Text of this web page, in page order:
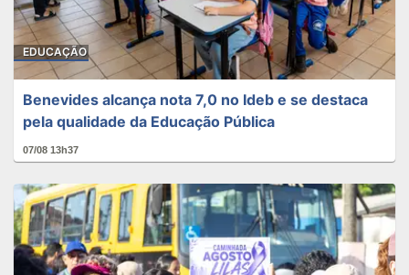
EDUCAÇÃO
Benevides alcança nota 7,0 no Ideb e se destaca
pela qualidade da Educação Pública
07/08 13h37